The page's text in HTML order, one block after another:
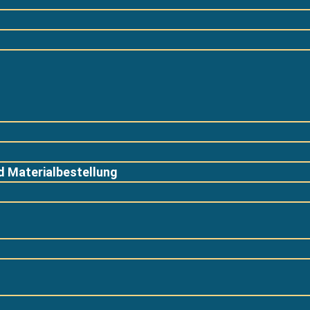
Materialbestellung